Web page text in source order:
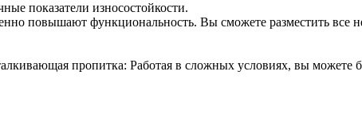
показатели износостойкости.
повышают функциональность. Вы сможете разместить все
пропитка: Работая в сложных условиях, вы можете